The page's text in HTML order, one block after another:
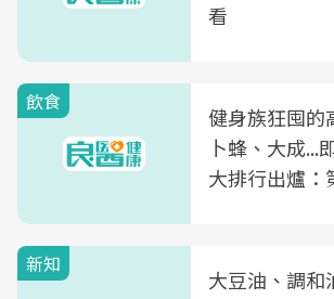
看
飲食
健身族狂囤的
卜蜂、大成...
大排行出爐：
新知
大豆油、調和